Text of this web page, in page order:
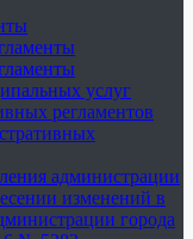
услуг
регламентов
администрации
изменений в
города